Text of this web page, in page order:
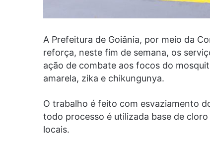
A Prefeitura de Goiânia, por meio da
reforça, neste fim de semana, os
ação de combate aos focos do
amarela, zika e chikungunya.
O trabalho é feito com esvaziamento
todo processo é utilizada base de
locais.